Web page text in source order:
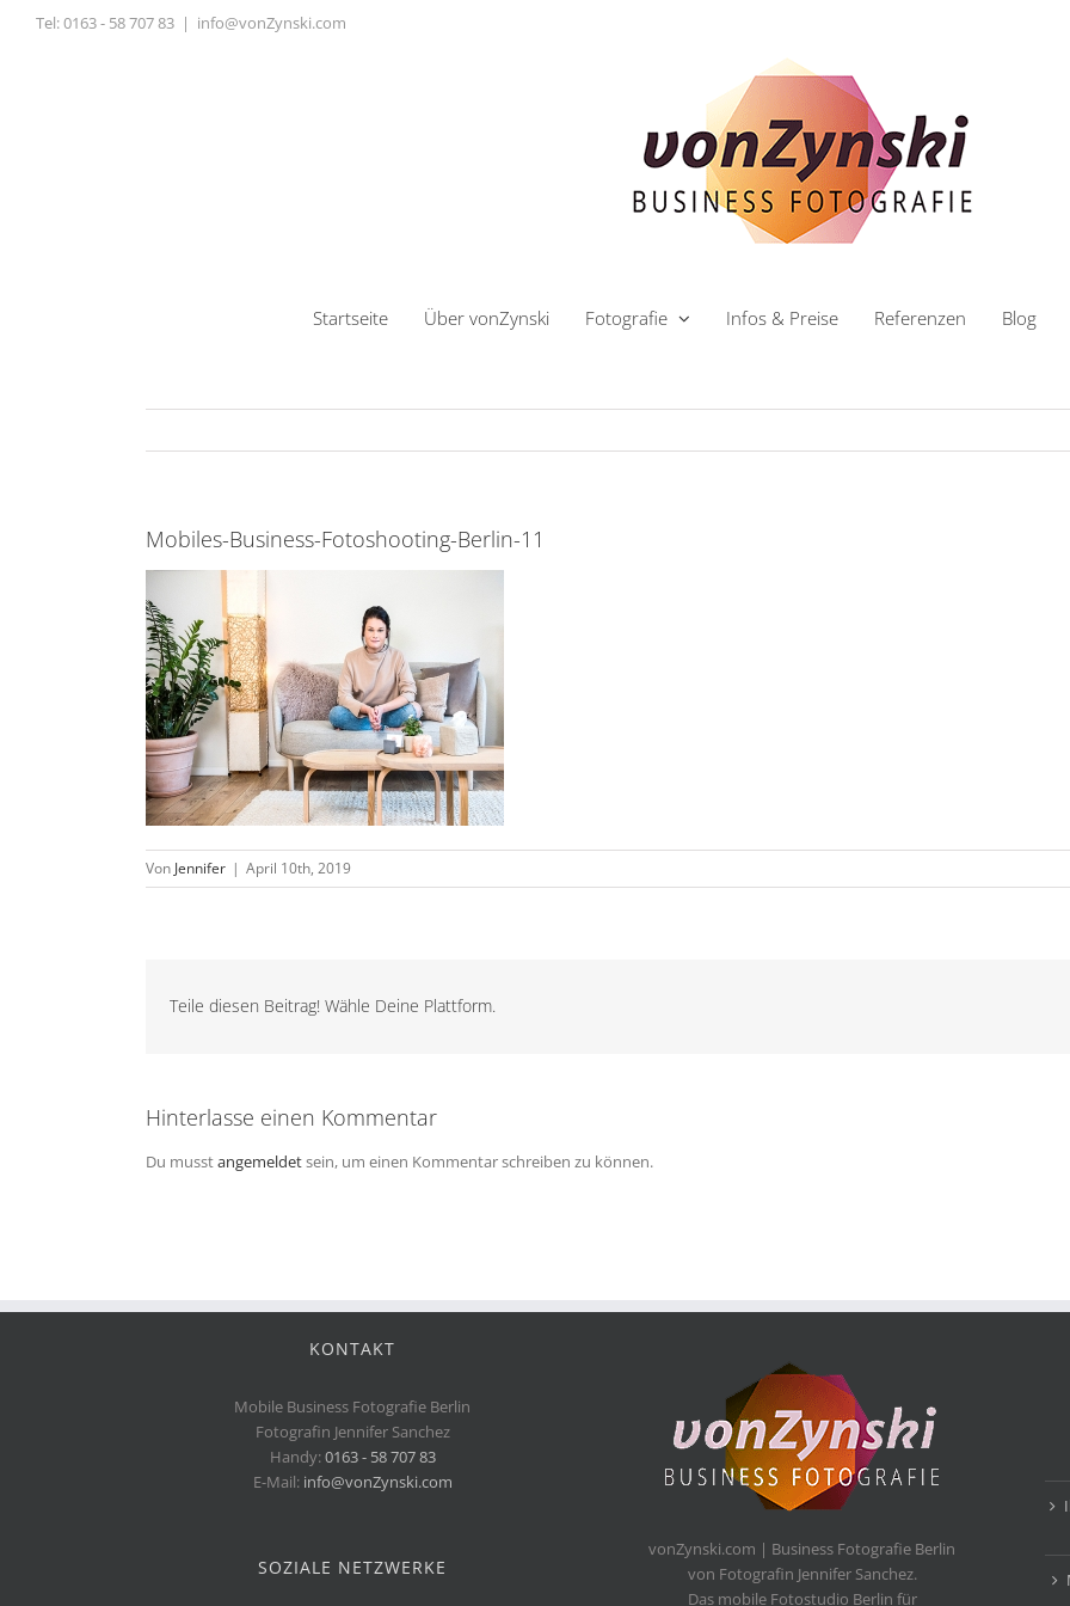
Inhalt
Tel:0163 - 58 707 83 | info@vonZynski.com
Startseite Über vonZynski Fotografie Infos & Preise Referenzen Blog
Mobiles-Business-Fotoshooting-Berlin-11
Von Jennifer | April 10th, 2019
Teile diesen Beitrag! Wähle Deine Plattform.
Hinterlasse einen Kommentar
Du musstangemeldetsein, um einen Kommentar schreiben zu können.
KONTAKT
Mobile Business Fotografie Berlin
Fotografin Jennifer Sanchez
Handy:0163 - 58 707 83
E-Mail: info@vonZynski.com
SOZIALE NETZWERKE
vonZynski.com | Business Fotografie Berlin
von Fotografin Jennifer Sanchez.
Das mobile Fotostudio Berlin für